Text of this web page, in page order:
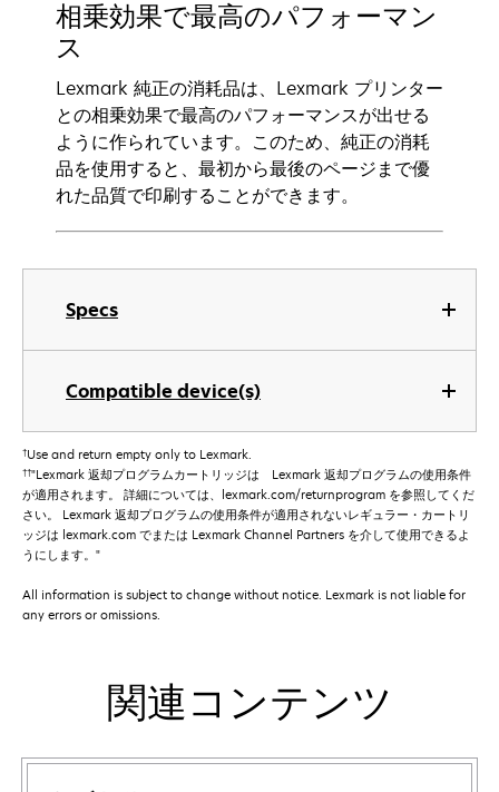
Specs
Compatible device(s)
相乗効果で最高のパフォーマン
ス
Lexmark 純正の消耗品は、Lexmark プリンター
との相乗効果で最高のパフォーマンスが出せる
ように作られています。このため、純正の消耗
品を使用すると、最初から最後のページまで優
れた品質で印刷することができます。
†Use and return empty only to Lexmark.
††"Lexmark 返却プログラムカートリッジは Lexmark 返却プログラムの使用条件
が適用されます。 詳細については、lexmark.com/returnprogram を参照してくだ
さい。 Lexmark 返却プログラムの使用条件が適用されないレギュラー・カートリ
ッジは lexmark.com でまたは Lexmark Channel Partners を介して使用できるよ
うにします。"
All information is subject to change without notice. Lexmark is not liable for
any errors or omissions.
関連コンテンツ